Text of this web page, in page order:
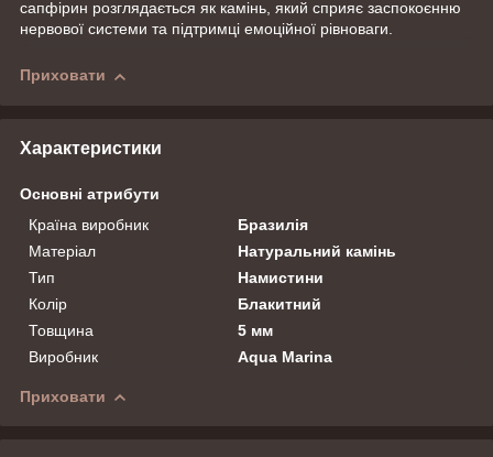
сапфірин розглядається як камінь, який сприяє заспокоєнню
нервової системи та підтримці емоційної рівноваги.
Приховати
Характеристики
Основні атрибути
Країна виробник
Бразилія
Матеріал
Натуральний камінь
Тип
Намистини
Колір
Блакитний
Товщина
5 мм
Виробник
Aqua Marina
Приховати